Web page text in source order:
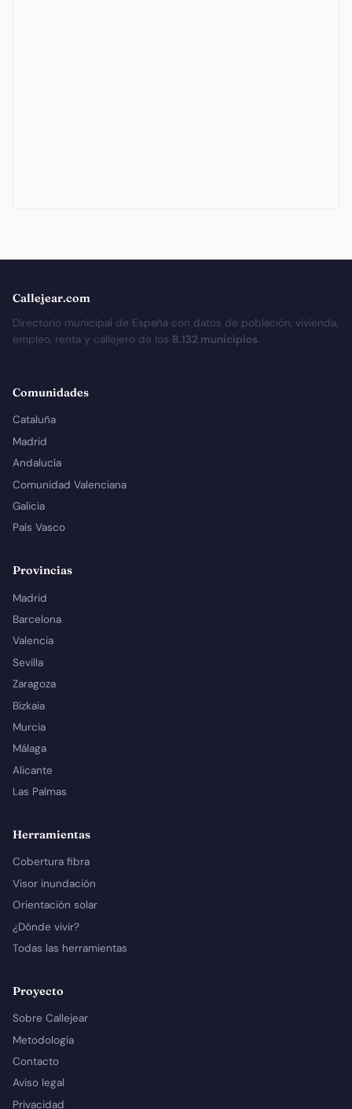
Callejear.com
Directorio municipal de España con datos de población, vivienda,
empleo, renta y callejero de los 8.132 municipios.
Comunidades
Cataluña
Madrid
Andalucía
Comunidad Valenciana
Galicia
País Vasco
Provincias
Madrid
Barcelona
Valencia
Sevilla
Zaragoza
Bizkaia
Murcia
Málaga
Alicante
Las Palmas
Herramientas
Cobertura fibra
Visor inundación
Orientación solar
¿Dónde vivir?
Todas las herramientas
Proyecto
Sobre Callejear
Metodología
Contacto
Aviso legal
Privacidad